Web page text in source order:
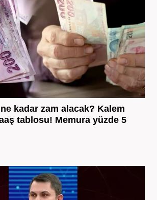
kadar zam alacak? Kalem
tablosu! Memura yüzde 5